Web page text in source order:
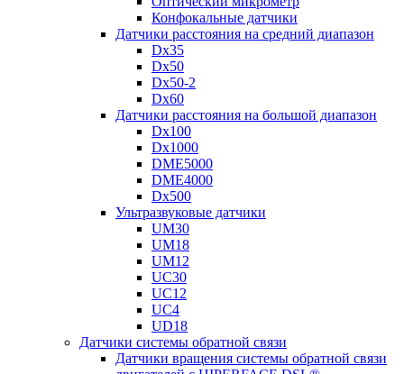
Конфокальные датчики
Датчики расстояния на средний диапазон
Dx35
Dx50
Dx50-2
Dx60
Датчики расстояния на большой диапазон
Dx100
Dx1000
DME5000
DME4000
Dx500
Ультразвуковые датчики
UM30
UM18
UM12
UC30
UC12
UC4
UD18
Датчики системы обратной связи
Датчики вращения системы обратной связи